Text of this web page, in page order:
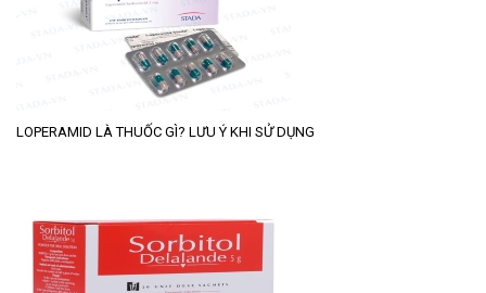
LOPERAMID LÀ THUỐC GÌ? LƯU Ý KHI SỬ DỤNG